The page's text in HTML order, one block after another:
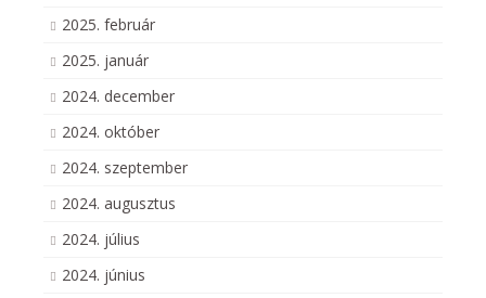
2025. február
2025. január
2024. december
2024. október
2024. szeptember
2024. augusztus
2024. július
2024. június